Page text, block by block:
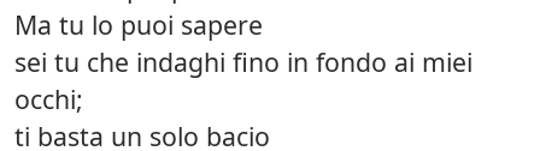
Ma tu lo puoi sapere
sei tu che indaghi fino in fondo ai miei
occhi;
ti basta un solo bacio